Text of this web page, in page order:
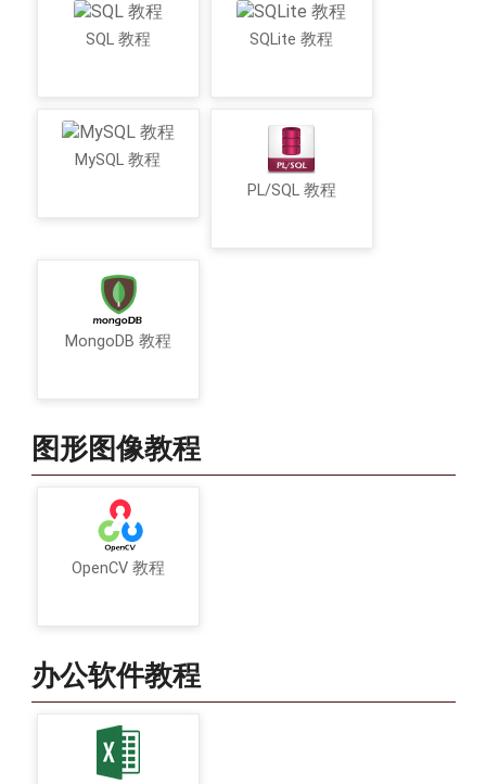
SQL 教程 SQLite 教程
MySQL 教程
PL/SQL 教程
MongoDB 教程
图形图像教程
OpenCV 教程
办公软件教程